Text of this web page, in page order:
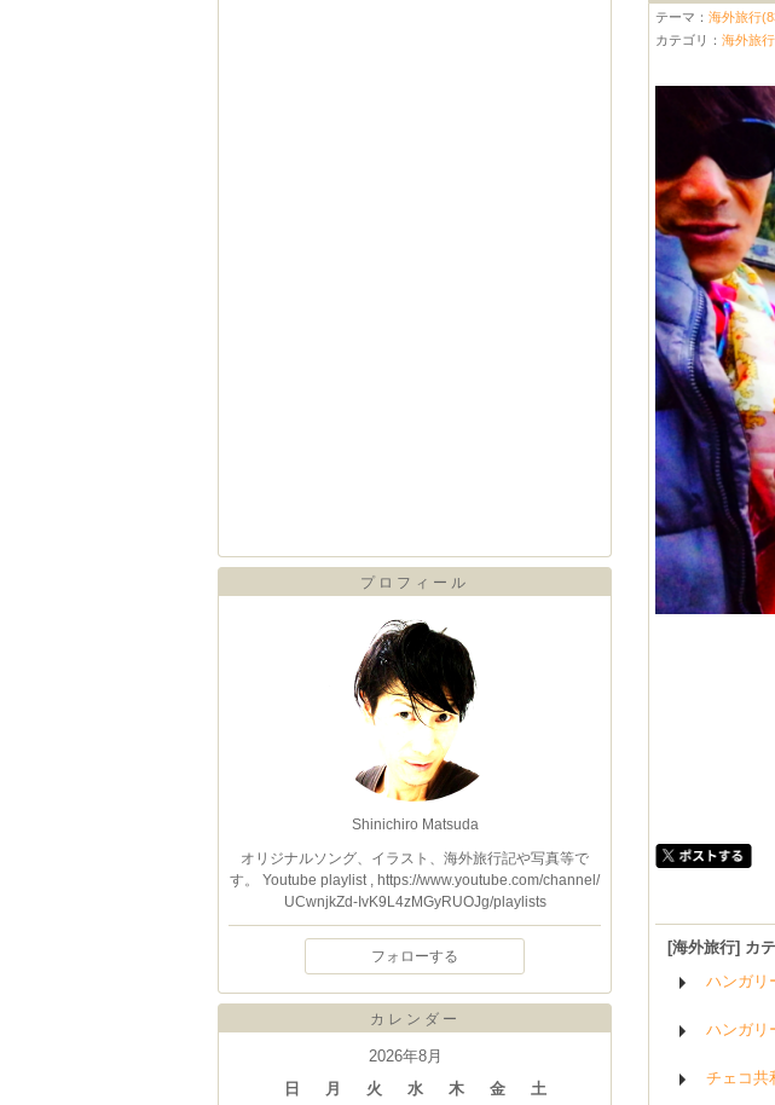
プロフィール
Shinichiro Matsuda
オリジナルソング、イラスト、海外旅行記や写真等で
す。 Youtube playlist , https://www.youtube.com/channel/
UCwnjkZd-IvK9L4zMGyRUOJg/playlists
フォローする
カレンダー
2026年8月
日
月 火 水 木 金
土
テーマ：海外旅行
カテゴリ：海外旅行
[海外旅行] カ
ハンガ
ハンガ
チェコ